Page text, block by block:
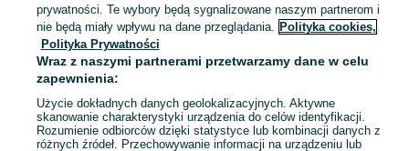
Mapa kategorii
Mapa miejscowości
Mapa ministron
Popularne wyszukiwania
prywatności. Te wybory będą sygnalizowane naszym partnerom i
nie będą miały wpływu na dane przeglądania. Polityka cookies,
Polityka Prywatności
Wraz z naszymi partnerami przetwarzamy dane w celu
zapewnienia:
Użycie dokładnych danych geolokalizacyjnych. Aktywne
skanowanie charakterystyki urządzenia do celów identyfikacji.
Rozumienie odbiorców dzięki statystyce lub kombinacji danych z
różnych źródeł. Przechowywanie informacji na urządzeniu lub